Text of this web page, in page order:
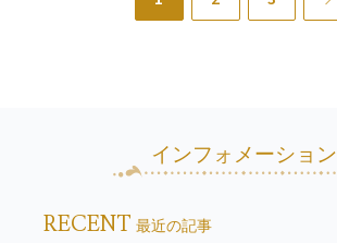
インフォメーション
RECENT 最近の記事